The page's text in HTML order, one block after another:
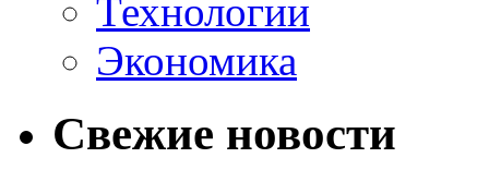
Технологии
Экономика
Свежие новости